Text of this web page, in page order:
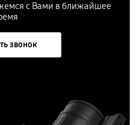
с Вами в ближайшее
звонок